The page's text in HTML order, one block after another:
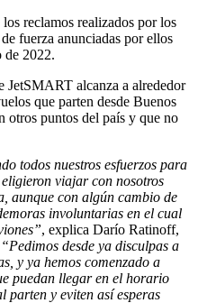
reclamos realizados por los
fuerza anunciadas por ellos
de 2022.
JetSMART alcanza a alrededor
que parten desde Buenos
otros puntos del país y que no
todos nuestros esfuerzos para
viajar con nosotros
aunque con algún cambio de
involuntarias en el cual
, explica Darío Ratinoff,
“Pedimos desde ya disculpas a
y ya hemos comenzado a
puedan llegar en el horario
parten y eviten así esperas